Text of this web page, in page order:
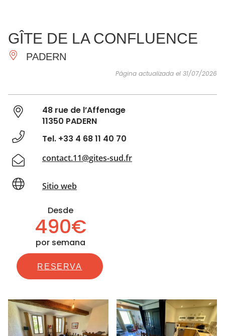
IMPRESCINDIBLES
HACER
INSPIRACIONES
GÎTE DE LA CONFLUENCE
PADERN
Página actualizada el 31/07/2026
48 rue de l’Affenage
11350 PADERN
Tel. +33 4 68 11 40 70
contact.11@gites-sud.fr
Sitio web
Desde
490€
por semana
RESERVA